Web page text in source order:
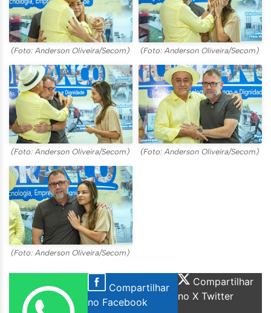
(Foto: Anderson Oliveira/Secom) (Foto: Anderson Oliveira/Secom)
(Foto: Anderson Oliveira/Secom) (Foto: Anderson Oliveira/Secom)
(Foto: Anderson Oliveira/Secom)
Compartilhar
no Facebook
Compartilhar
no X Twitter